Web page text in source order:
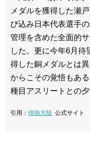
メダルを獲得した瀬
び込み日本代表選手
管理を含めた全面的
した。更に今年6月待
得した銅メダルとは
からこその覚悟もあ
種目アスリートとの
引用：情熱大陸 公式サイト